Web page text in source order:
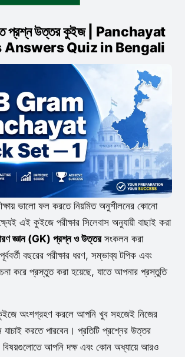
প্রশ্ন উত্তর কুইজ | Panchayat
Answers Quiz in Bengali
ভালো ফল করতে নিয়মিত অনুশীলনের কোনো
এই কুইজে পরীক্ষার সিলেবাস অনুযায়ী বাছাই করা
জ্ঞান (GK) প্রশ্ন ও উত্তরসংকলন করা
বছরের পরীক্ষার ধরণ, সম্ভাব্য টপিক এবং
করে প্রস্তুত করা হয়েছে, যাতে আপনার প্রস্তুতি
অংশগ্রহণ করলে আপনি খুব সহজেই নিজের
যাচাই করতে পারবেন। প্রতিটি প্রশ্নের উত্তর
বিষয়গুলোতে আপনি দক্ষ এবং কোন অধ্যায়ে আরও